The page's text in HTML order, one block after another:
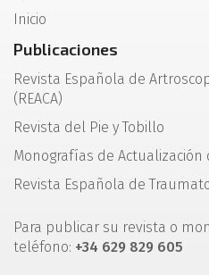
Inicio
Publicaciones
Revista Española de
(REACA)
Revista del Pie y Tobillo
Monografías de Actualización
Revista Española de
Para publicar su revista o
teléfono: +34 629 829 605